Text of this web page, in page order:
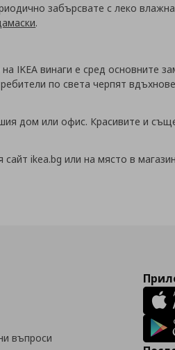
забърсвате с леко
.
IKEA винаги е сред основните
по света черпят
дом или офис. Красивите и
ikea.bg или на място в
въпроси